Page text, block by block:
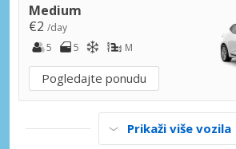
Medium
€2 /day
5
5 M
Pogledajte ponudu
Prikaži više vozila